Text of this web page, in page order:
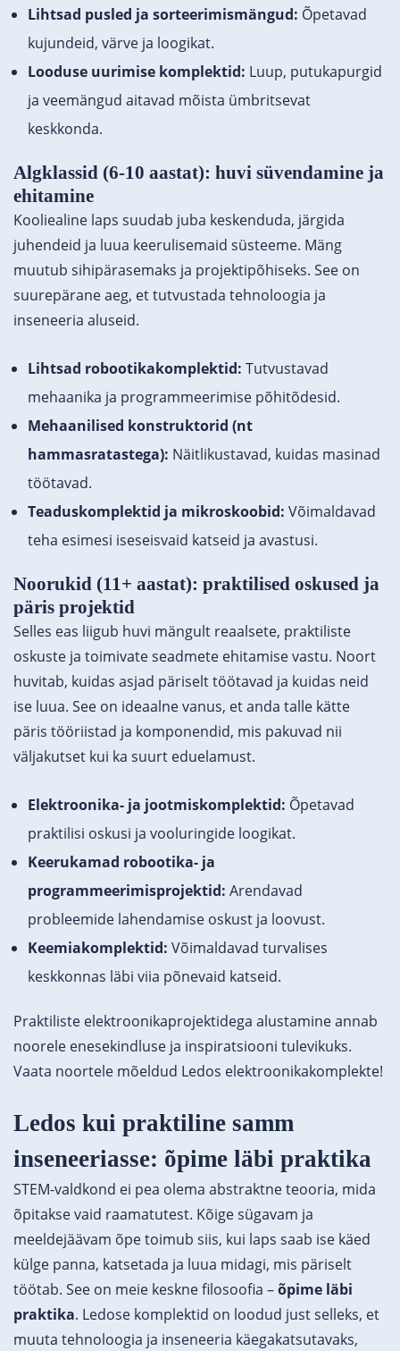
Lihtsad pusled ja sorteerimismängud: Õpetavad
kujundeid, värve ja loogikat.
Looduse uurimise komplektid: Luup, putukapurgid
ja veemängud aitavad mõista ümbritsevat
keskkonda.
Algklassid (6-10 aastat): huvi süvendamine ja
ehitamine
Kooliealine laps suudab juba keskenduda, järgida
juhendeid ja luua keerulisemaid süsteeme. Mäng
muutub sihipärasemaks ja projektipõhiseks. See on
suurepärane aeg, et tutvustada tehnoloogia ja
inseneeria aluseid.
Lihtsad robootikakomplektid: Tutvustavad
mehaanika ja programmeerimise põhitõdesid.
Mehaanilised konstruktorid (nt
hammasratastega): Näitlikustavad, kuidas masinad
töötavad.
Teaduskomplektid ja mikroskoobid: Võimaldavad
teha esimesi iseseisvaid katseid ja avastusi.
Noorukid (11+ aastat): praktilised oskused ja
päris projektid
Selles eas liigub huvi mängult reaalsete, praktiliste
oskuste ja toimivate seadmete ehitamise vastu. Noort
huvitab, kuidas asjad päriselt töötavad ja kuidas neid
ise luua. See on ideaalne vanus, et anda talle kätte
päris tööriistad ja komponendid, mis pakuvad nii
väljakutset kui ka suurt eduelamust.
Elektroonika- ja jootmiskomplektid: Õpetavad
praktilisi oskusi ja vooluringide loogikat.
Keerukamad robootika- ja
programmeerimisprojektid: Arendavad
probleemide lahendamise oskust ja loovust.
Keemiakomplektid: Võimaldavad turvalises
keskkonnas läbi viia põnevaid katseid.
Praktiliste elektroonikaprojektidega alustamine annab
noorele enesekindluse ja inspiratsiooni tulevikuks.
Vaata noortele mõeldud Ledos elektroonikakomplekte!
Ledos kui praktiline samm
inseneeriasse: õpime läbi praktika
STEM-valdkond ei pea olema abstraktne teooria, mida
õpitakse vaid raamatutest. Kõige sügavam ja
meeldejäävam õpe toimub siis, kui laps saab ise käed
külge panna, katsetada ja luua midagi, mis päriselt
töötab. See on meie keskne filosoofia –õpime läbi
praktika. Ledose komplektid on loodud just selleks, et
muuta tehnoloogia ja inseneeria käegakatsutavaks,